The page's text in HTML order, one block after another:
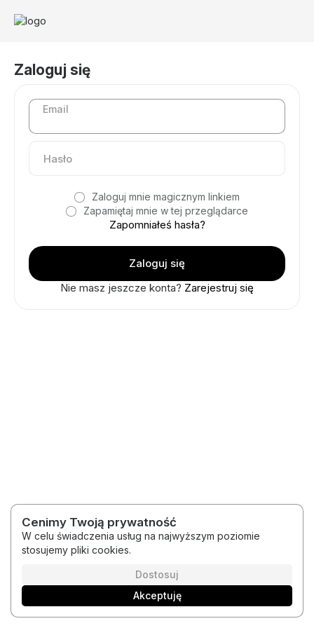
Zaloguj się
Email
Zaloguj mnie magicznym linkiem
Zapamiętaj mnie w tej przeglądarce
Zapomniałeś hasła?
Nie masz jeszcze konta? Zarejestruj się
RegulaminPolityka prywatności
Cenimy Twoją prywatność
W celu świadczenia usług na najwyższym poziomie
stosujemy pliki cookies.
Dostosuj
Akceptuję